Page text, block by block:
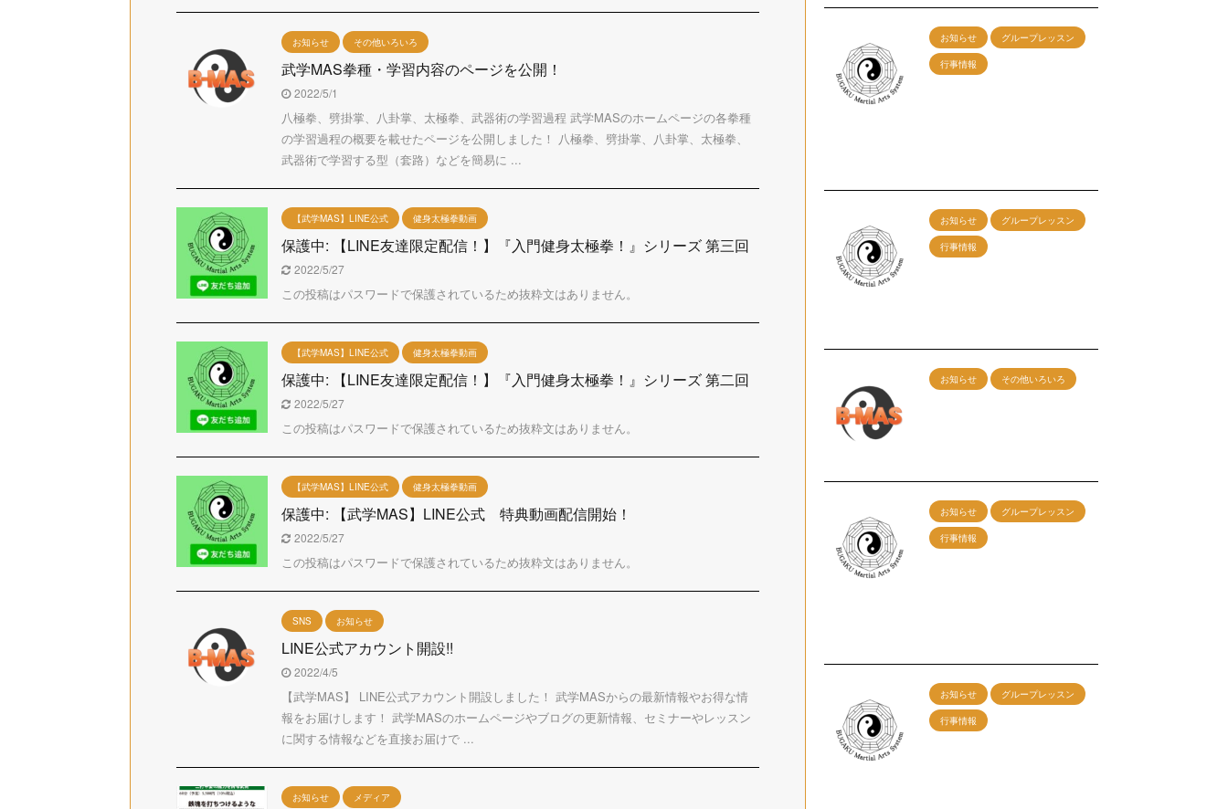
お知らせ その他いろいろ
武学MAS拳種・学習内容のページを公開！
2022/5/1
八極拳、劈掛掌、八卦掌、太極拳、武器術の学習過程 武学MASのホームページの各拳種
の学習過程の概要を載せたページを公開しました！ 八極拳、劈掛掌、八卦掌、太極拳、
武器術で学習する型（套路）などを簡易に ...
【武学MAS】LINE公式 健身太極拳動画
保護中: 【LINE友達限定配信！】『入門健身太極拳！』シリーズ 第三回
2022/5/27
この投稿はパスワードで保護されているため抜粋文はありません。
【武学MAS】LINE公式 健身太極拳動画
保護中: 【LINE友達限定配信！】『入門健身太極拳！』シリーズ 第二回
2022/5/27
この投稿はパスワードで保護されているため抜粋文はありません。
【武学MAS】LINE公式 健身太極拳動画
保護中: 【武学MAS】LINE公式 特典動画配信開始！
2022/5/27
この投稿はパスワードで保護されているため抜粋文はありません。
SNS お知らせ
LINE公式アカウント開設!!
2022/4/5
【武学MAS】 LINE公式アカウント開設しました！ 武学MASからの最新情報やお得な情
報をお届けします！ 武学MASのホームページやブログの更新情報、セミナーやレッスン
に関する情報などを直接お届けで ...
お知らせ メディア
お知らせ グループレッスン
行事情報
お知らせ グループレッスン
行事情報
お知らせ その他いろいろ
お知らせ グループレッスン
行事情報
お知らせ グループレッスン
行事情報